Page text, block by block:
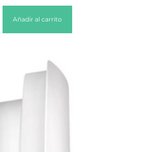
Añadir al carrito